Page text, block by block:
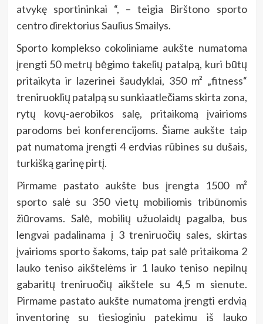
atvykę sportininkai “, – teigia Birštono sporto
centro direktorius Saulius Smailys.
Sporto komplekso cokoliniame aukšte numatoma
įrengti 50 metrų bėgimo takelių patalpą, kuri būtų
pritaikyta ir lazerinei šaudyklai, 350 m² „fitness“
treniruoklių patalpą su sunkiaatlečiams skirta zona,
rytų kovų-aerobikos salę, pritaikomą įvairioms
parodoms bei konferencijoms. Šiame aukšte taip
pat numatoma įrengti 4 erdvias rūbines su dušais,
turkišką garinę pirtį.
Pirmame pastato aukšte bus įrengta 1500 m²
sporto salė su 350 vietų mobiliomis tribūnomis
žiūrovams. Salė, mobilių užuolaidų pagalba, bus
lengvai padalinama į 3 treniruočių sales, skirtas
įvairioms sporto šakoms, taip pat salė pritaikoma 2
lauko teniso aikštelėms ir 1 lauko teniso nepilnų
gabaritų treniruočių aikštele su 4,5 m sienute.
Pirmame pastato aukšte numatoma įrengti erdvią
inventorinę su tiesioginiu patekimu iš lauko